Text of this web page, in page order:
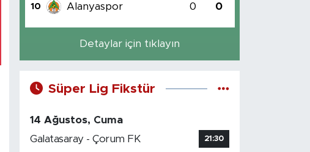
10 Alanyaspor 0 0
Detaylar için tıklayın
Süper Lig Fikstür
14 Ağustos, Cuma
Galatasaray - Çorum FK
21:30